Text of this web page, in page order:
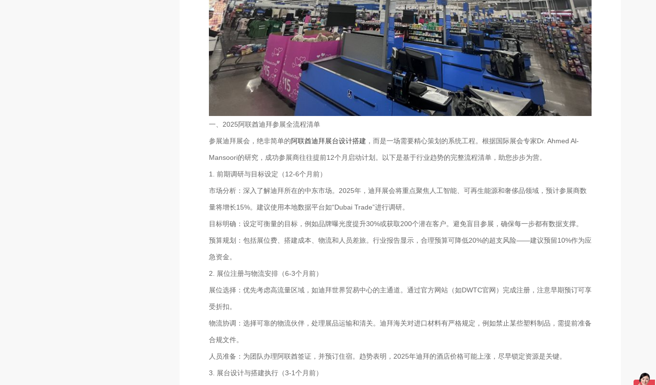
一、2025阿联酋迪拜参展全流程清单
参展迪拜展会，绝非简单的阿联酋迪拜展台设计搭建 ，而是一场需要精心策划的系统工程。根据国际展会专家Dr. Ahmed Al-
Mansoori的研究，成功参展商往往提前12个月启动计划。以下是基于行业趋势的完整流程清单，助您步步为营。
1. 前期调研与目标设定（12-6个月前）
市场分析：深入了解迪拜所在的中东市场。2025年，迪拜展会将重点聚焦人工智能、可再生能源和奢侈品领域，预计参展商数
量将增长15%。建议使用本地数据平台如“Dubai Trade”进行调研。
目标明确：设定可衡量的目标，例如品牌曝光度提升30%或获取200个潜在客户。避免盲目参展，确保每一步都有数据支撑。
预算规划：包括展位费、搭建成本、物流和人员差旅。行业报告显示，合理预算可降低20%的超支风险——建议预留10%作为应
急资金。
2. 展位注册与物流安排（6-3个月前）
展位选择：优先考虑高流量区域，如迪拜世界贸易中心的主通道。通过官方网站（如DWTC官网）完成注册，注意早期预订可享
受折扣。
物流协调：选择可靠的物流伙伴，处理展品运输和清关。迪拜海关对进口材料有严格规定，例如禁止某些塑料制品，需提前准备
合规文件。
人员准备：为团队办理阿联酋签证，并预订住宿。趋势表明，2025年迪拜的酒店价格可能上涨，尽早锁定资源是关键。
3. 展台设计与搭建执行（3-1个月前）